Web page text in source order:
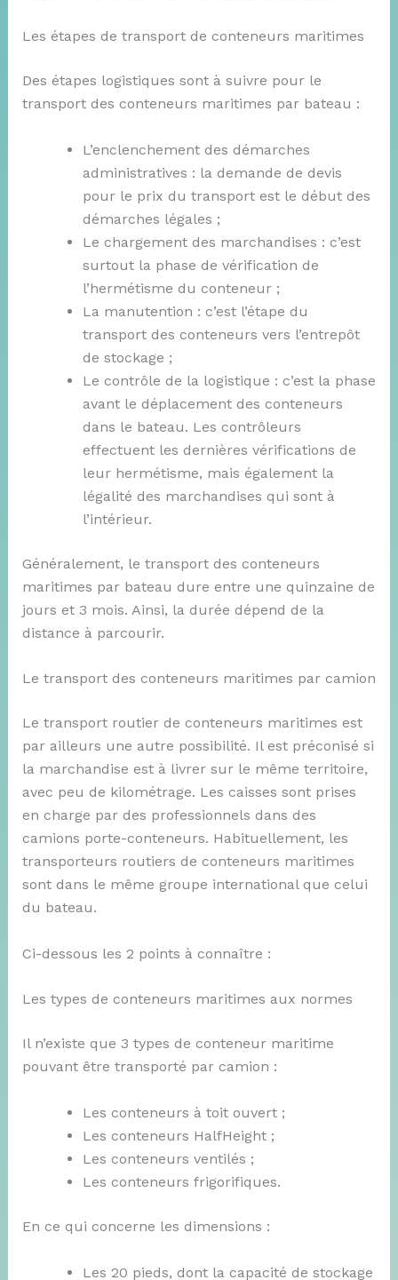
Les étapes de transport de conteneurs maritimes
Des étapes logistiques sont à suivre pour le
transport des conteneurs maritimes par bateau :
L’enclenchement des démarches
administratives : la demande de devis
pour le prix du transport est le début des
démarches légales ;
Le chargement des marchandises : c’est
surtout la phase de vérification de
l’hermétisme du conteneur ;
La manutention : c’est l’étape du
transport des conteneurs vers l’entrepôt
de stockage ;
Le contrôle de la logistique : c’est la phase
avant le déplacement des conteneurs
dans le bateau. Les contrôleurs
effectuent les dernières vérifications de
leur hermétisme, mais également la
légalité des marchandises qui sont à
l’intérieur.
Généralement, le transport des conteneurs
maritimes par bateau dure entre une quinzaine de
jours et 3 mois. Ainsi, la durée dépend de la
distance à parcourir.
Le transport des conteneurs maritimes par camion
Le transport routier de conteneurs maritimes est
par ailleurs une autre possibilité. Il est préconisé si
la marchandise est à livrer sur le même territoire,
avec peu de kilométrage. Les caisses sont prises
en charge par des professionnels dans des
camions porte-conteneurs. Habituellement, les
transporteurs routiers de conteneurs maritimes
sont dans le même groupe international que celui
du bateau.
Ci-dessous les 2 points à connaître :
Les types de conteneurs maritimes aux normes
Il n’existe que 3 types de conteneur maritime
pouvant être transporté par camion :
Les conteneurs à toit ouvert ;
Les conteneurs HalfHeight ;
Les conteneurs ventilés ;
Les conteneurs frigorifiques.
En ce qui concerne les dimensions :
Les 20 pieds, dont la capacité de stockage